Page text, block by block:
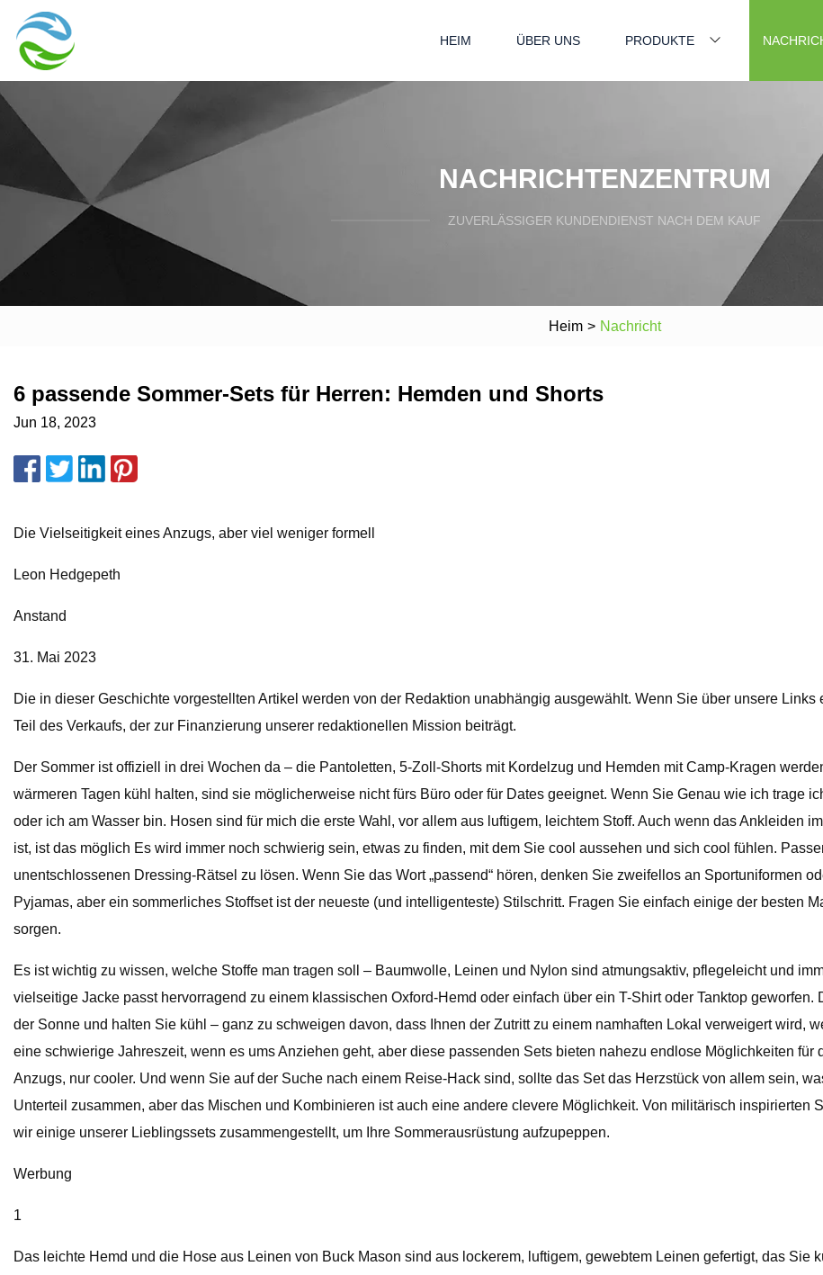
HEIM ÜBER UNS PRODUKTE
NACHRICHTENZENTRUM
ZUVERLÄSSIGER KUNDENDIENST NACH DEM KAUF
Heim > Nachricht
6 passende Sommer-Sets für Herren: Hemden und Shorts
Jun 18, 2023
Die Vielseitigkeit eines Anzugs, aber viel weniger formell
Leon Hedgepeth
Anstand
31. Mai 2023
Die in dieser Geschichte vorgestellten Artikel werden von der Redaktion unabhängig ausgewählt. Wenn Sie über unsere
Teil des Verkaufs, der zur Finanzierung unserer redaktionellen Mission beiträgt.
Der Sommer ist offiziell in drei Wochen da – die Pantoletten, 5-Zoll-Shorts mit Kordelzug und Hemden mit Camp-Kragen
wärmeren Tagen kühl halten, sind sie möglicherweise nicht fürs Büro oder für Dates geeignet. Wenn Sie Genau wie ich trage
oder ich am Wasser bin. Hosen sind für mich die erste Wahl, vor allem aus luftigem, leichtem Stoff. Auch wenn das Ankleiden
ist, ist das möglich Es wird immer noch schwierig sein, etwas zu finden, mit dem Sie cool aussehen und sich cool fühlen.
unentschlossenen Dressing-Rätsel zu lösen. Wenn Sie das Wort „passend“ hören, denken Sie zweifellos an Sportuniformen
Pyjamas, aber ein sommerliches Stoffset ist der neueste (und intelligenteste) Stilschritt. Fragen Sie einfach einige der besten
sorgen.
Es ist wichtig zu wissen, welche Stoffe man tragen soll – Baumwolle, Leinen und Nylon sind atmungsaktiv, pflegeleicht und
vielseitige Jacke passt hervorragend zu einem klassischen Oxford-Hemd oder einfach über ein T-Shirt oder Tanktop
der Sonne und halten Sie kühl – ganz zu schweigen davon, dass Ihnen der Zutritt zu einem namhaften Lokal verweigert wird,
eine schwierige Jahreszeit, wenn es ums Anziehen geht, aber diese passenden Sets bieten nahezu endlose Möglichkeiten
Anzugs, nur cooler. Und wenn Sie auf der Suche nach einem Reise-Hack sind, sollte das Set das Herzstück von allem sein,
Unterteil zusammen, aber das Mischen und Kombinieren ist auch eine andere clevere Möglichkeit. Von militärisch inspirierten
wir einige unserer Lieblingssets zusammengestellt, um Ihre Sommerausrüstung aufzupeppen.
Werbung
1
Das leichte Hemd und die Hose aus Leinen von Buck Mason sind aus lockerem, luftigem, gewebtem Leinen gefertigt, das Sie